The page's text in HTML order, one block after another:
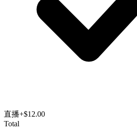
直播+$12.00
Total